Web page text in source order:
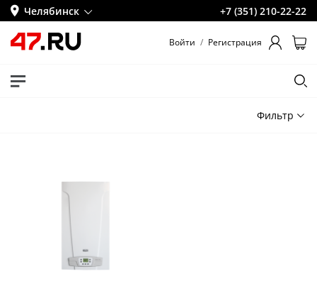
Челябинск +7 (351) 210-22-22
Войти / Регистрация
Фильтр